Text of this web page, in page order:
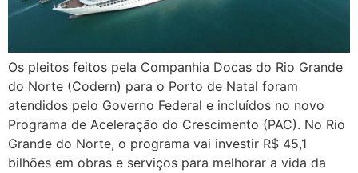
Os pleitos feitos pela Companhia Docas do Rio Grande
do Norte (Codern) para o Porto de Natal foram
atendidos pelo Governo Federal e incluídos no novo
Programa de Aceleração do Crescimento (PAC). No Rio
Grande do Norte, o programa vai investir R$ 45,1
bilhões em obras e serviços para melhorar a vida da